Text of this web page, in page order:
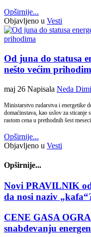
Opširnije...
Objavljeno u Vesti
Od juna do statusa
nešto većim
maj 26 Napisala Neda
Ministarstvo rudarstva i energetike
domaćinstava, kao uslov za sticanje
rastom cena u prethodnih šest
Opširnije...
Objavljeno u Vesti
Opširnije...
Novi PRAVILNIK
da nosi naziv
CENE GASA
snabdevanju